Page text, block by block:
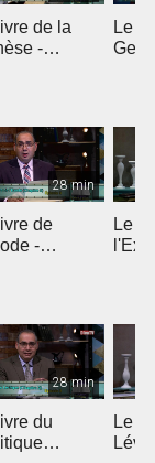
de la
-
Le
28 min
de
-
Le
28 min
du
Le